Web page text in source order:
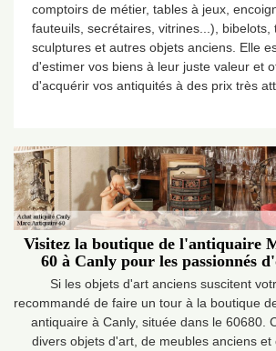
comptoirs de métier, tables à jeux,
fauteuils, secrétaires, vitrines...), bibelots,
sculptures et autres objets anciens. Elle
d'estimer vos biens à leur juste valeur et
d'acquérir vos antiquités à des prix très
Visitez la boutique de l'antiquaire
60 à Canly pour les passionnés
Si les objets d'art anciens suscitent
recommandé de faire un tour à la boutique
antiquaire à Canly, située dans le 60680.
divers objets d'art, de meubles anciens